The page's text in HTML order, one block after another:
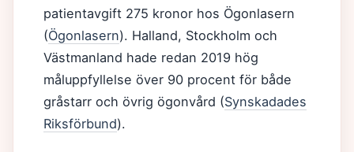
patientavgift 275 kronor hos Ögonlasern
(Ögonlasern). Halland, Stockholm och
Västmanland hade redan 2019 hög
måluppfyllelse över 90 procent för både
gråstarr och övrig ögonvård (Synskadades
Riksförbund).